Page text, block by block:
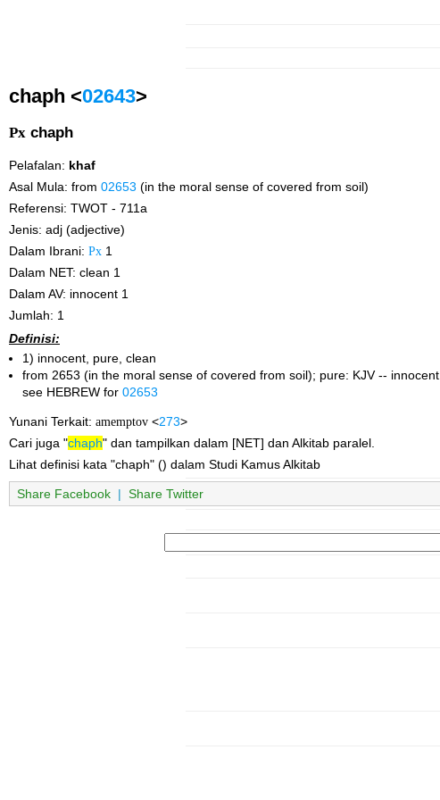
chaph <02643>
Px chaph
Pelafalan: khaf
Asal Mula: from 02653 (in the moral sense of covered from soil)
Referensi: TWOT - 711a
Jenis: adj (adjective)
Dalam Ibrani: Px 1
Dalam NET: clean 1
Dalam AV: innocent 1
Jumlah: 1
Definisi:
1) innocent, pure, clean
from 2653 (in the moral sense of covered from soil); pure: KJV -- innocent.
see HEBREW for 02653
Yunani Terkait: amemptov <273>
Cari juga "chaph" dan tampilkan dalam [NET] dan Alkitab paralel.
Lihat definisi kata "chaph" () dalam Studi Kamus Alkitab
Share Facebook | Share Twitter